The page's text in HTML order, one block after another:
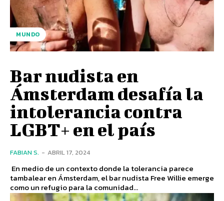
MUNDO
Bar nudista en
Ámsterdam desafía la
intolerancia contra
LGBT+ en el país
FABIAN S. - ABRIL 17, 2024
En medio de un contexto donde la tolerancia parece
tambalear en Ámsterdam, el bar nudista Free Willie emerge
como un refugio para la comunidad...